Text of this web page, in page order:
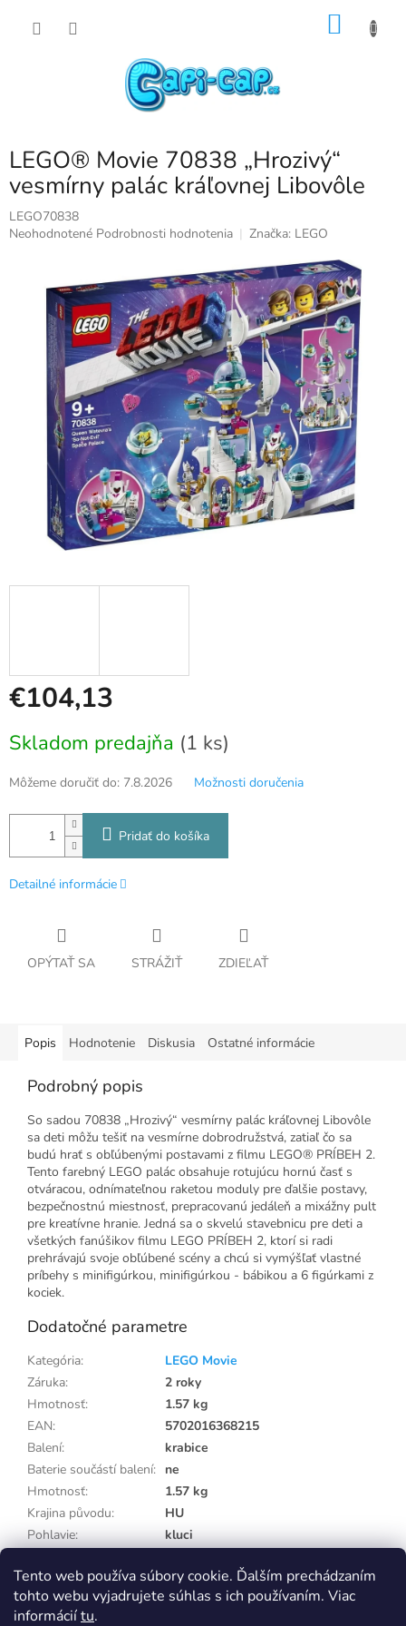
Tento web používa súbory cookie. Ďalším prechádzaním
tohto webu vyjadrujete súhlas s ich používaním. Viac
informáciítu.
LEGO® Movie 70838 „Hrozivý“
vesmírny palác kráľovnej Libovôle
LEGO70838
Priemerné
hviezdičiek.
Neohodnotené Podrobnosti hodnotenia Značka: LEGO
€104,13
cena:
Skladom predajňa (1 ks)
Môžeme doručiť do: 7.8.2026 Možnosti doručenia
Pridať do košíka
Detailné informácie
OPÝTAŤ SA STRÁŽIŤ ZDIEĽAŤ
Popis Hodnotenie Diskusia Ostatné informácie
Podrobný popis
So sadou 70838 „Hrozivý“ vesmírny palác kráľovnej Libovôle
sa deti môžu tešiť na vesmírne dobrodružstvá, zatiaľ čo sa
budú hrať s obľúbenými postavami z filmu LEGO® PRÍBEH 2.
Tento farebný LEGO palác obsahuje rotujúcu hornú časť s
otváracou, odnímateľnou raketou moduly pre ďalšie postavy,
bezpečnostnú miestnosť, prepracovanú jedáleň a mixážny pult
pre kreatívne hranie. Jedná sa o skvelú stavebnicu pre deti a
všetkých fanúšikov filmu LEGO PRÍBEH 2, ktorí si radi
prehrávajú svoje obľúbené scény a chcú si vymýšľať vlastné
príbehy s minifigúrkou, minifigúrkou - bábikou a 6 figúrkami z
kociek.
Dodatočné parametre
Kategória:
LEGO Movie
Záruka:
2 roky
Hmotnosť:
1.57 kg
EAN:
5702016368215
Balení:
krabice
Baterie součástí balení: ne
Hmotnosť:
1.57 kg
Krajina původu:
HU
Pohlavie:
kluci
Vek od: 9 roků